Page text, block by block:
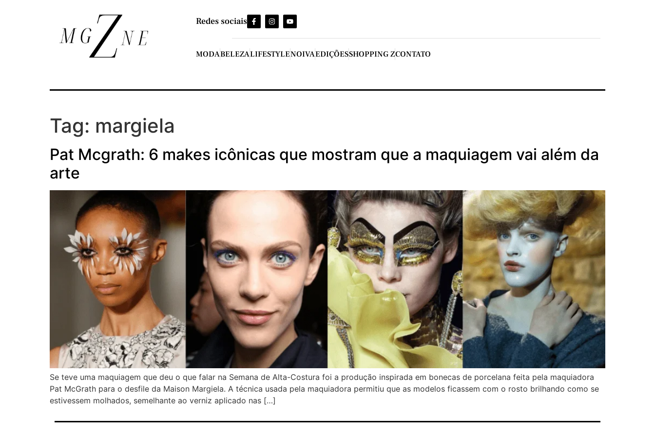
Redes sociais
MODABELEZALIFESTYLENOIVAEDIÇÕESSHOPPING ZCONTATO
Tag: margiela
Pat Mcgrath: 6 makes icônicas que mostram que a maquiagem vai além da
arte
Se teve uma maquiagem que deu o que falar na Semana de Alta-Costura foi a produção inspirada em bonecas de porcelana feita pela maquiadora
Pat McGrath para o desfile da Maison Margiela. A técnica usada pela maquiadora permitiu que as modelos ficassem com o rosto brilhando como se
estivessem molhados, semelhante ao verniz aplicado nas […]